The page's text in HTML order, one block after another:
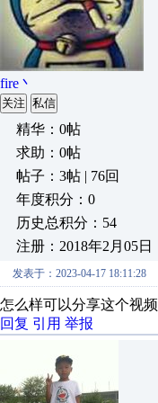
fire丶
关注 私信
精华：0帖
求助：0帖
帖子：3帖 | 76回
年度积分：0
历史总积分：54
注册：2018年2月05日
发表于：2023-04-17 18:11:28
怎么样可以分享这个视频
回复 引用 举报